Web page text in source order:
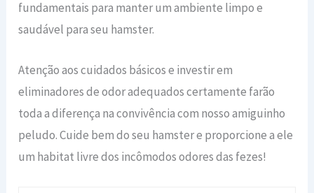
fundamentais para manter um ambiente limpo e
saudável para seu hamster.
Atenção aos cuidados básicos e investir em
eliminadores de odor adequados certamente farão
toda a diferença na convivência com nosso amiguinho
peludo. Cuide bem do seu hamster e proporcione a ele
um habitat livre dos incômodos odores das fezes!